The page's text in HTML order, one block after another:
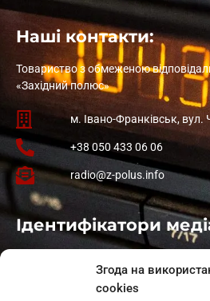
Згода на
cookies
Наші контакти:
Товариство з обмеженою
«Західний полюс»
м. Івано-Франківськ, вул.
+38 050 433 06 06
radio@z-polus.info
Ідентифікатори
: L11-01410
: L11-01801